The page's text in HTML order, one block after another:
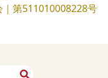
第511010008228号